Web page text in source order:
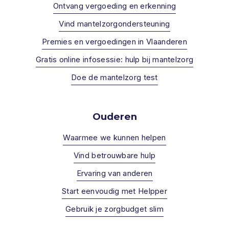
Ontvang vergoeding en erkenning
Vind mantelzorgondersteuning
Premies en vergoedingen in Vlaanderen
Gratis online infosessie: hulp bij mantelzorg
Doe de mantelzorg test
Ouderen
Waarmee we kunnen helpen
Vind betrouwbare hulp
Ervaring van anderen
Start eenvoudig met Helpper
Gebruik je zorgbudget slim